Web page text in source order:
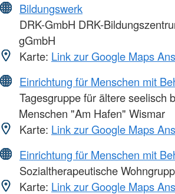
Bildungswerk
DRK-GmbH DRK-
gGmbH
Karte: Link zur Google Maps
Einrichtung für Menschen mit
Tagesgruppe für ältere seelisch
Menschen "Am Hafen" Wismar
Karte: Link zur Google Maps
Einrichtung für Menschen mit
Sozialtherapeutische
Karte: Link zur Google Maps